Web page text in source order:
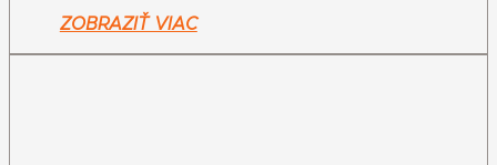
599,00€.
ZOBRAZIŤ VIAC